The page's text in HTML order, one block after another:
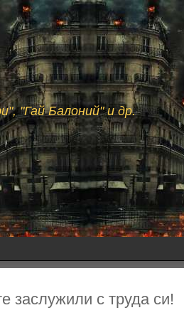
"Гай Балоний" и др.
заслужили с труда си!